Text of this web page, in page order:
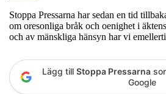
Stoppa Pressarna har sedan en tid
om oresonliga bråk och oenighet i
och av mänskliga hänsyn har vi
Lägg till Stoppa Pressarna
Google